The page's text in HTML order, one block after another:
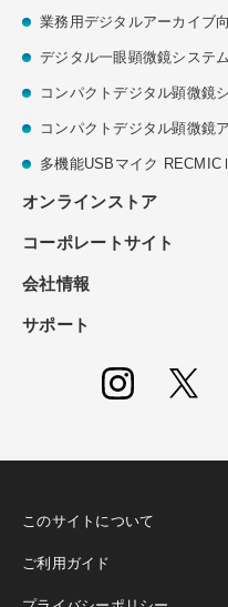
業務用デジタルアーカイブ
デジタル⼀眼顕微鏡システム
コンパクトデジタル顕微鏡
コンパクトデジタル顕微鏡
多機能USBマイク
オンラインストア
コーポレートサイト
会社情報
サポート
このサイトについて
ご利用ガイド